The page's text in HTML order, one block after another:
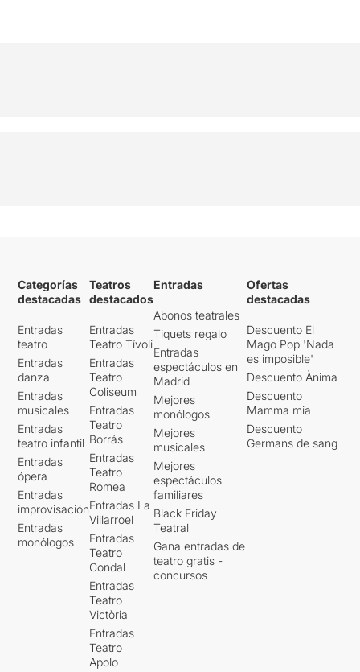
Categorías
destacadas
Entradas
teatro
Entradas
danza
Entradas
musicales
Entradas
teatro infantil
Entradas
ópera
Entradas
improvisación
Entradas
monólogos
Teatros
destacados
Entradas
Teatro Tívoli
Entradas
Teatro
Coliseum
Entradas
Teatro
Borrás
Entradas
Teatro
Romea
Entradas La
Villarroel
Entradas
Teatro
Condal
Entradas
Teatro
Victòria
Entradas
Teatro
Apolo
Entradas
Abonos teatrales
Tiquets regalo
Entradas
espectáculos en
Madrid
Mejores
monólogos
Mejores
musicales
Mejores
espectáculos
familiares
Black Friday
Teatral
Gana entradas de
teatro gratis -
concursos
Ofertas
destacadas
Descuento El
Mago Pop 'Nada
es imposible'
Descuento Ànima
Descuento
Mamma mia
Descuento
Germans de sang